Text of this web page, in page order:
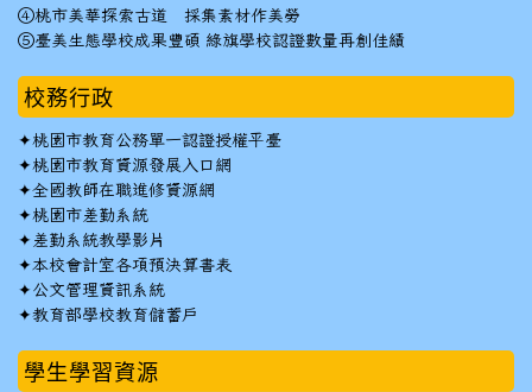
④桃市美華探索古道 採集素材作美勞
⑤臺美生態學校成果豐碩 綠旗學校認證數量再創佳績
校務行政
✦桃園市教育公務單一認證授權平臺
✦桃園市教育資源發展入口網
✦全國教師在職進修資源網
✦桃園市差勤系統
✦ 差勤系統教學影片
✦本校會計室各項預決算書表
✦公文管理資訊系統
✦教育部學校教育儲蓄戶
學生學習資源